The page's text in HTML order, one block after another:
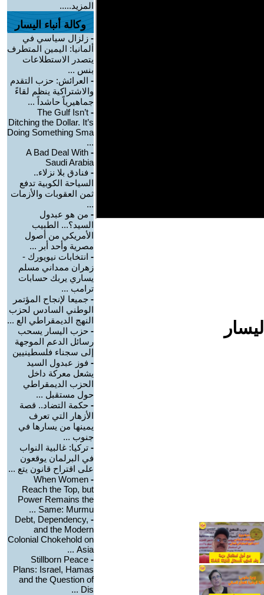
المزيد.....
وكالة أنباء اليسار
- زلزال سياسي في
ألمانيا: اليمين المتطرف
يتصدر الاستطلاعات
بنس ...
- العرائش: حزب التقدم
والاشتراكية ينظم لقاءً
جماهيرياً حاشداً ...
-
The Gulf Isn’t
Ditching the Dollar. It’s
Doing Something Sma
...
-
A Bad Deal With
Saudi Arabia
- فنادق بلا نزلاء..
السياحة الكوبية تدفع
ثمن العقوبات والأزمات
...
- من هو عبدول
السيد؟... الطبيب
الأمريكي من أصول
مصرية وأحد أبر ...
- انتخابات نيويورك -
زهران ممداني مسلم
يساري يربك حسابات
ترامب ...
- جميعا لإنجاح المؤتمر
الوطني السادس لحزب
النهج الديمقراطي الع ...
- حزب اليسار يسحب
رسائل الدعم الموجهة
إلى سجناء فلسطينيين
- فوز عبدول السيد
يشعل معركة داخل
الحزب الديمقراطي
حول مستقبل ...
- حكمة التضاد.. قصة
الأزهار التي تعرف
يمينها من يسارها في
جنوب ...
- تركيا: غالبية النواب
في البرلمان يوقعون
على اقتراح قانون يتع ...
-
When Women
Reach the Top, but
Power Remains the
Same: Murmu ...
-
Debt, Dependency,
and the Modern
Colonial Chokehold on
Asia ...
-
Stillborn Peace
Plans: Israel, Hamas
and the Question of
Dis ...